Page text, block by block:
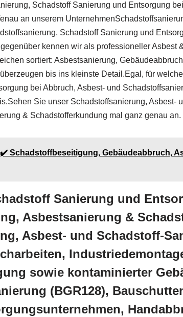
Schadstoff Sanierung und Entsorgung
an unserem
Schadstoff Sanierung und
kennen wir als professioneller Asbest
sortiert: Asbestsanierung,
bis ins kleinste Detail.Egal, für
bei Abbruch, Asbest- und
Sie unser Schadstoffsanierung, Asbest-
& Schadstofferkundung mal ganz genau an.
Schadstoffbeseitigung, Gebäudeabbruch,
Sanierung und
Asbestsanierung &
Asbest- und Schadstoff-
sowie kontaminierter
(BGR128),